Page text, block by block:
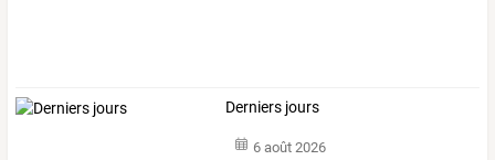
Derniers jours
6 août 2026